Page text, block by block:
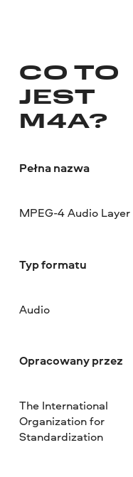
CO TO
JEST
M4A?
Pełna nazwa
MPEG-4 Audio Layer
Typ formatu
Audio
Opracowany przez
The International
Organization for
Standardization